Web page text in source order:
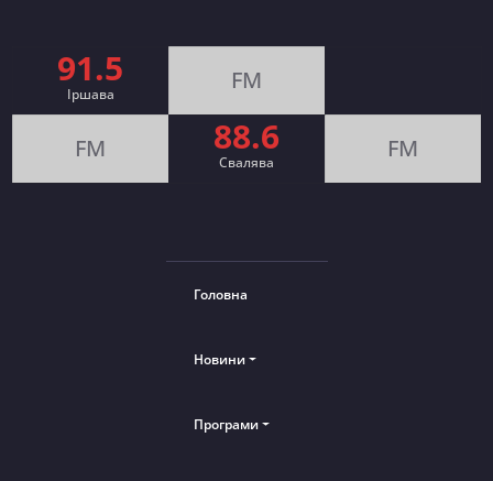
91.5
Іршава FM
FM 88.6
Cвалява FM
Головна
Новини
Програми